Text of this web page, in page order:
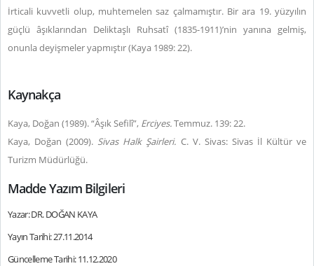
İrticali kuvvetli olup, muhtemelen saz çalmamıştır. Bir ara 19. yüzyılın
güçlü âşıklarından Deliktaşlı Ruhsatî (1835-1911)’nin yanına gelmiş,
onunla deyişmeler yapmıştır (Kaya 1989: 22).
Kaynakça
Kaya, Doğan (1989). “Âşık Sefilî”, Erciyes.Temmuz. 139: 22.
Kaya, Doğan (2009). Sivas Halk Şairleri. C. V. Sivas: Sivas İl Kültür ve
Turizm Müdürlüğü.
Madde Yazım Bilgileri
Yazar: DR. DOĞAN KAYA
Yayın Tarihi: 27.11.2014
Güncelleme Tarihi: 11.12.2020